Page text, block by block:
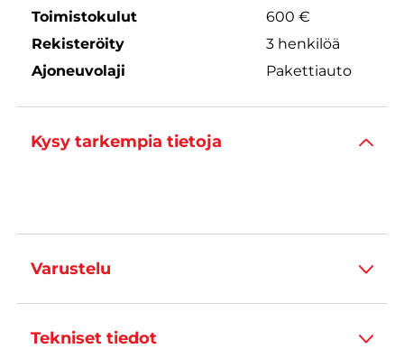
Toimistokulut
600 €
Rekisteröity
3 henkilöä
Ajoneuvolaji
Pakettiauto
Kysy tarkempia tietoja
Varustelu
Tekniset tiedot